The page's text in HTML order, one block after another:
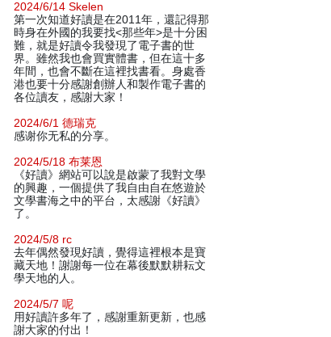
2024/6/14 Skelen
第一次知道好讀是在2011年，還記得那
時身在外國的我要找<那些年>是十分困
難，就是好讀令我發現了電子書的世
界。雖然我也會買實體書，但在這十多
年間，也會不斷在這裡找書看。身處香
港也要十分感謝創辦人和製作電子書的
各位讀友，感謝大家！
2024/6/1 德瑞克
感谢你无私的分享。
2024/5/18 布莱恩
《好讀》網站可以說是啟蒙了我對文學
的興趣，一個提供了我自由自在悠遊於
文學書海之中的平台，太感謝《好讀》
了。
2024/5/8 rc
去年偶然發現好讀，覺得這裡根本是寶
藏天地！謝謝每一位在幕後默默耕耘文
學天地的人。
2024/5/7 呢
用好讀許多年了，感謝重新更新，也感
謝大家的付出！